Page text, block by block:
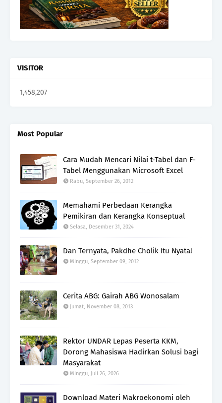
VISITOR
1,458,207
Most Popular
Cara Mudah Mencari Nilai t-Tabel dan F-
Tabel Menggunakan Microsoft Excel
Rabu, September 26, 2012
Memahami Perbedaan Kerangka
Pemikiran dan Kerangka Konseptual
Selasa, Desember 31, 2024
Dan Ternyata, Pakdhe Cholik Itu Nyata!
Minggu, September 09, 2012
Cerita ABG: Gairah ABG Wonosalam
Jumat, November 08, 2013
Rektor UNDAR Lepas Peserta KKM,
Dorong Mahasiswa Hadirkan Solusi bagi
Masyarakat
Minggu, Juli 26, 2026
Download Materi Makroekonomi oleh